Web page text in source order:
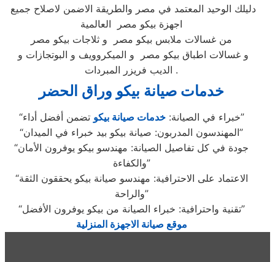
اجهزة بيكو مصر العالمية
من غسالات ملابس بيكو مصر و ثلاجات بيكو مصر
الديب فريزر المبردات .
خدمات صيانة بيكو وراق الحضر
“خبراء في الصيانة:خدمات صيانة بيكو
تضمن أفضل أداء”
“المهندسون المدربون: صيانة بيكو بيد خبراء في الميدان”
“جودة في كل تفاصيل الصيانة: مهندسو بيكو يوفرون الأمان
والكفاءة”
“الاعتماد على الاحترافية: مهندسو صيانة بيكو يحققون الثقة
والراحة”
“تقنية واحترافية: خبراء الصيانة من بيكو يوفرون الأفضل”
موقع صيانة الاجهزة المنزلية